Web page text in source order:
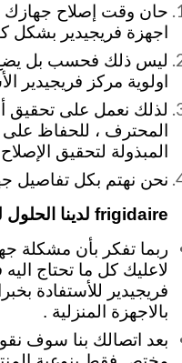
حان وقت إصلاح جهازك
اجهزة فريجيدير بشكل
ليس ذلك فحسب بل يضع
اولوية مركز فريجيدير
لذلك نعمل على تحقيق
المحترف ، للحفاظ على
المبذولة لتحقيق
نحن نهتم بكل تفاصيل
frigidaire لدينا الحلول لمشكلة جهازك
ربما تفكر بأن مشكلة
لاعليك كل ما تحتاج
فريجيدير للأستفادة
بالاجهزة المنزلية .
بعد اتصالك بنا سوف